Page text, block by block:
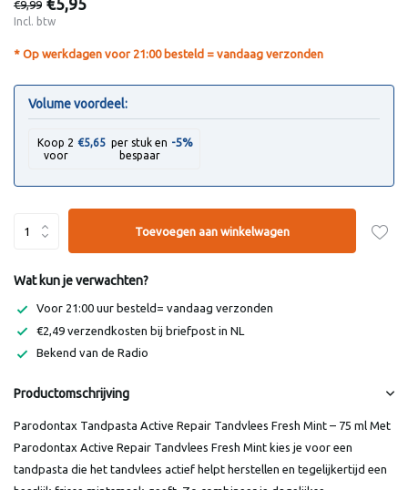
€9,99 €5,95
Incl. btw
* Op werkdagen voor 21:00 besteld = vandaag verzonden
Volume voordeel:
Koop 2
voor
€5,65 per stuk en
bespaar
-5%
Toevoegen aan winkelwagen
Wat kun je verwachten?
Voor 21:00 uur besteld= vandaag verzonden
€2,49 verzendkosten bij briefpost in NL
Bekend van de Radio
Productomschrijving
Parodontax Tandpasta Active Repair Tandvlees Fresh Mint – 75 ml Met
Parodontax Active Repair Tandvlees Fresh Mint kies je voor een
tandpasta die het tandvlees actief helpt herstellen en tegelijkertijd een